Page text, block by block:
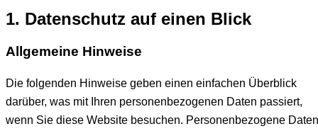
1. Datenschutz auf einen Blick
Allgemeine Hinweise
Die folgenden Hinweise geben einen einfachen Überblick
darüber, was mit Ihren personenbezogenen Daten passiert,
wenn Sie diese Website besuchen. Personenbezogene Daten